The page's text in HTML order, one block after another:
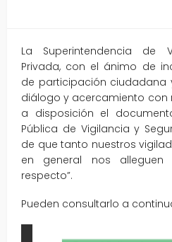
La Superintendencia de
Privada, con el ánimo de
de participación
diálogo y acercamiento con
a disposición el
Pública de Vigilancia y
de que tanto nuestros
en general nos alleguen
respecto”.
Pueden consultarlo a